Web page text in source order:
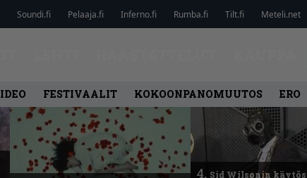
Soundi.fi Pelaaja.fi Inferno.fi Rumba.fi Tilt.fi Meteli.net
FESTIVAALIT KOKOONPANOMUUTOS ERO
4. Sid Wilsonin